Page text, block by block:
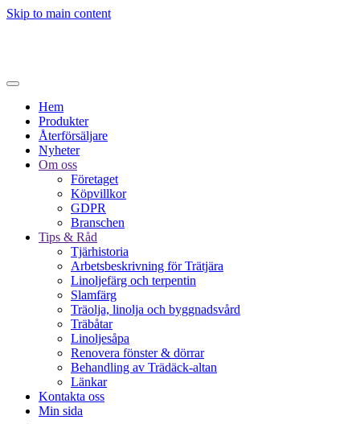
Skip to main content
Hem
Produkter
Återförsäljare
Nyheter
Om oss
Företaget
Köpvillkor
GDPR
Branschen
Tips & Råd
Tjärhistoria
Arbetsbeskrivning för Trätjära
Linoljefärg och terpentin
Slamfärg
Träolja, linolja och byggnadsvård
Träbåtar
Linoljesåpa
Renovera fönster & dörrar
Behandling av Trädäck-altan
Länkar
Kontakta oss
Min sida